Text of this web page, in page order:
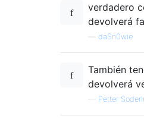
verdadero
devolverá
daSn0wie
También
devolverá
— Petter